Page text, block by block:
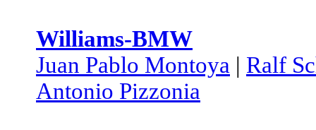
Williams-BMW
Juan Pablo Montoya | Ralf
Antonio Pizzonia